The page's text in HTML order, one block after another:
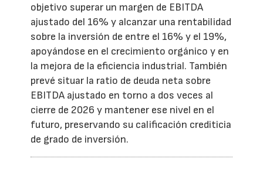
objetivo superar un margen de EBITDA
ajustado del 16% y alcanzar una rentabilidad
sobre la inversión de entre el 16% y el 19%,
apoyándose en el crecimiento orgánico y en
la mejora de la eficiencia industrial. También
prevé situar la ratio de deuda neta sobre
EBITDA ajustado en torno a dos veces al
cierre de 2026 y mantener ese nivel en el
futuro, preservando su calificación crediticia
de grado de inversión.